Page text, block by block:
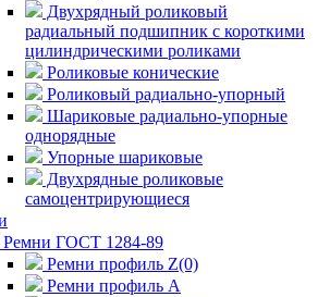
Двухрядный роликовый
радиальный подшипник с короткими
цилиндрическими роликами
Роликовые конические
Роликовый радиально-упорный
Шариковые радиально-упорные
однорядные
Упорные шариковые
Двухрядные роликовые
самоцентрирующиеся
Ремни ГОСТ 1284-89
Ремни профиль Z(0)
Ремни профиль А